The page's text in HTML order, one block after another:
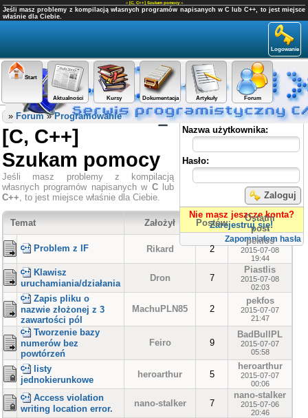
« [C, C++] Szukam pomocy»
Jeśli masz problemy z kompilacją własnych programów napisanych w C lub C++, to jest miejsce
właśnie dla Ciebie.
Logowanie
Start
Aktualności Kursy Dokumentacja Artykuły Forum
Panel użytkownika
Nazwa użytkownika:
Hasło:
Zaloguj
Nie masz jeszcze konta?
Zarejestruj się!
Zapomniałem hasła
» Forum»Programowanie
[C, C++]
Szukam pomocy
Jeśli masz problemy z kompilacją
własnych programów napisanych w Club
C++, to jest miejsce właśnie dla Ciebie.
Temat Założył Postów
Ostatni
post
Problem z IF
Rikard 2
pekfos
2015-07-08
19:44
Klawisz
uruchamiania/działania
Dron 7
Piastlis
2015-07-08
02:03
Zapis pliku o
nazwie złożonej z 3
zawartości pól
MachuPLN85 2
pekfos
2015-07-07
21:47
Tworzenie bazy
numerów bez
powtórzeń
Feiro 9
BadBullPL
2015-07-07
05:58
listy
jednokierunkowe
heroarthur 5
heroarthur
2015-07-07
00:06
Access violation
writing location error.
nano-stalker 7
nano-stalker
2015-07-06
20:46